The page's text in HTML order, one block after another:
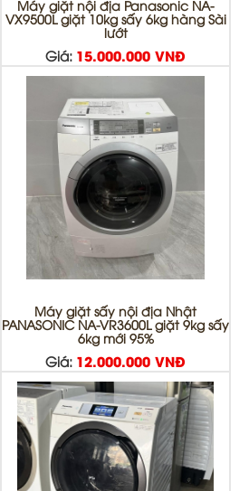
Máy giặt nội địa Panasonic NA-
VX9500L giặt 10kg sấy 6kg hàng Sài
lướt
Giá: 15.000.000 VNĐ
Máy giặt sấy nội địa Nhật
PANASONIC NA-VR3600L giặt 9kg sấy
6kg mới 95%
Giá: 12.000.000 VNĐ